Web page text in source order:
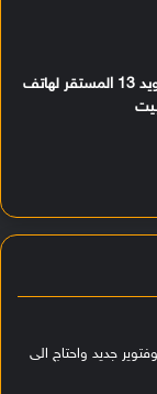
تحميل تحديث MIUI 14 وأندرويد 13 المستقر لهاتف
جديد واحتاج الى